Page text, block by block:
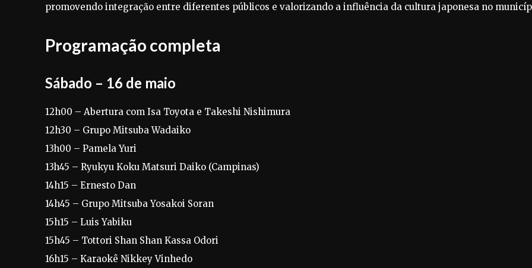
promovendo integração entre diferentes públicos e valorizando a influência da cultura japonesa no
Programação completa
Sábado – 16 de maio
12h00 – Abertura com Isa Toyota e Takeshi Nishimura
12h30 – Grupo Mitsuba Wadaiko
13h00 – Pamela Yuri
13h45 – Ryukyu Koku Matsuri Daiko (Campinas)
14h15 – Ernesto Dan
14h45 – Grupo Mitsuba Yosakoi Soran
15h15 – Luis Yabiku
15h45 – Tottori Shan Shan Kassa Odori
16h15 – Karaokê Nikkey Vinhedo